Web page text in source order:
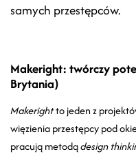
samych przestępców.
Makeright: twórczy
Brytania)
Makerightto jeden z
więzienia przestępcy pod
pracują metodądesign